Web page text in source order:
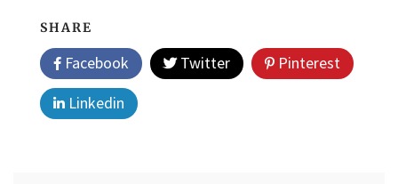
SHARE
Facebook Twitter
Pinterest
Linkedin